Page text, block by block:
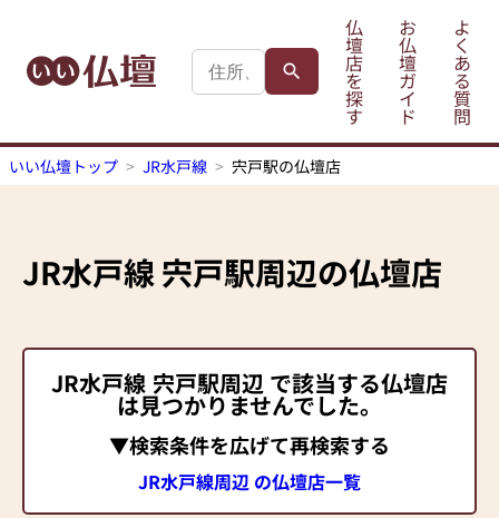
仏
壇
店
を
探
す
お
仏
壇
ガ
イ
ド
よ
く
あ
る
質
問
いい仏壇トップ JR水戸線 宍戸駅の仏壇店
JR水戸線宍戸駅周辺の仏壇店
JR水戸線 宍戸駅周辺 で該当する仏壇店
は見つかりませんでした。
▼検索条件を広げて再検索する
JR水戸線周辺 の仏壇店一覧